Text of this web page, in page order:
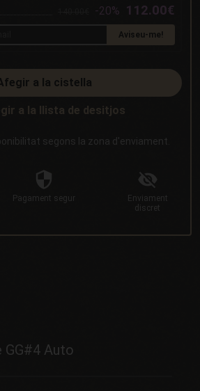
-20% 112.00€
Aviseu-me!
a la cistella
a la llista de desitjos
segons la zona d'enviament.
Pagament segur
Enviament
discret
Auto